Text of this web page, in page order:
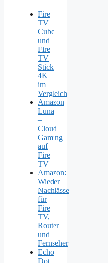
Fire
TV
Cube
und
Fire
TV
Stick
4K
im
Vergleich
Amazon
Luna
–
Cloud
Gaming
auf
Fire
TV
Amazon:
Wieder
Nachlässe
für
Fire
TV,
Router
und
Fernseher
Echo
Dot